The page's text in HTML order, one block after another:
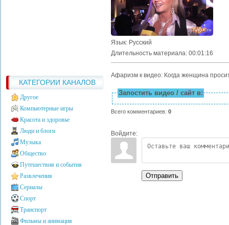
КАТЕГОРИИ КАНАЛОВ
Другое
Компьютерные игры
Красота и здоровье
Люди и блоги
Музыка
Общество
Путешествия и события
Развлечения
Сериалы
Спорт
Транспорт
Фильмы и анимация
Язык: Русский
Длительность материала: 00:01:16
Афаризм к видео: Когда женщина
Запостить видео / сайт в:
Всего комментариев: 0
Войдите:
Отправить